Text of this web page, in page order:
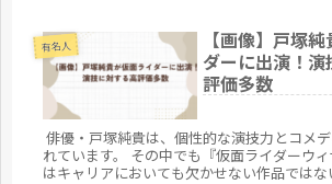
退院後のリハビリをXのコメントで見ながら
を出演する仕事から見ていきましょう。
有名人
【画像】戸塚
ダーに出演！
評価多数
俳優・戸塚純貴は、個性的な演技力とコメ
れています。 その中でも『仮面ライダーウ
はキャリアにおいても欠かせない作品では